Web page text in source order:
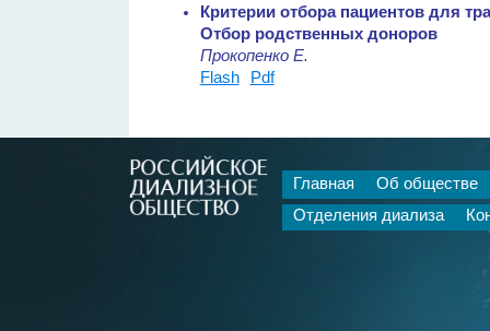
Критерии отбора пациентов для
Отбор родственных доноров
Прокопенко Е.
Flash
Pdf
Главная
Об обществе
Отделения диализа